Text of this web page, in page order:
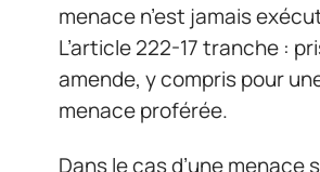
menace n’est jamais
L’article 222-17 tranche :
amende, y compris pour
menace proférée.
Dans le cas d’une menace